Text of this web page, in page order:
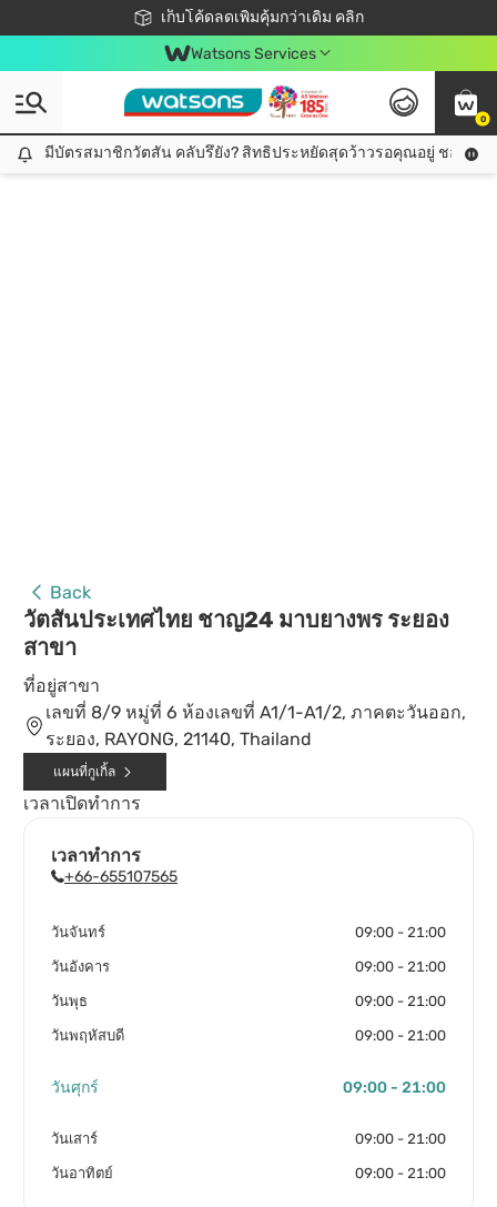
เก็บโค้ดลดเพิ่มคุ้มกว่าเดิม คลิก
ชอปออนไลน์ครั้งแรก ลดเพิ่มจุก ๆ 10%! 🎉
📦ส่งฟรี! เมื่อชอป 499฿
สมาชิกวัตสัน คลับดียังไง?
Watsons Services
0
มีบัตรสมาชิกวัตสัน คลับรึยัง? สิทธิประหยัดสุดว้าวรอคุณอยู่ ชอปคุ้มกว่าเดิม คลิก!
มีบัตรสมาชิกวัตสัน คลับรึยัง? สิทธิประหยัดสุดว้าวรอคุณอยู่ ชอปคุ้มก
Back
วัตสันประเทศไทย ชาญ24 มาบยางพร ระยอง
สาขา
ที่อยู่สาขา
เลขที่ 8/9 หมู่ที่ 6 ห้องเลขที่ A1/1-A1/2, ภาคตะวันออก,
ระยอง, RAYONG, 21140, Thailand
แผนที่กูเกิ้ล
เวลาเปิดทำการ
เวลาทำการ
+66-655107565
วันจันทร์ 09:00 - 21:00
วันอังคาร 09:00 - 21:00
วันพุธ 09:00 - 21:00
วันพฤหัสบดี 09:00 - 21:00
วันศุกร์ 09:00 - 21:00
วันเสาร์ 09:00 - 21:00
วันอาทิตย์ 09:00 - 21:00